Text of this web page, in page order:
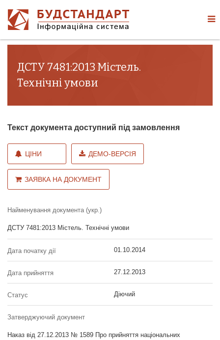
ДСТУ 7481:2013 Містель.
Технічні умови
Текст документа доступний під замовлення
ЦІНИ ДЕМО-ВЕРСІЯ
ЗАЯВКА НА ДОКУМЕНТ
Найменування документа (укр.)
ДСТУ 7481:2013 Містель. Технічні умови
Дата початку дії 01.10.2014
Дата прийняття 27.12.2013
Статус Діючий
Затверджуючий документ
Наказ від 27.12.2013 № 1589 Про прийняття національних